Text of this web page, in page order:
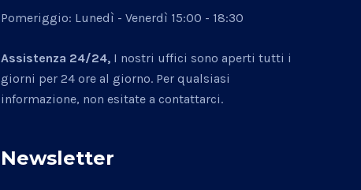
Pomeriggio: Lunedì - Venerdì 15:00 - 18:30
Assistenza 24/24, I nostri uffici sono aperti tutti i
giorni per 24 ore al giorno. Per qualsiasi
informazione, non esitate a contattarci.
Newsletter